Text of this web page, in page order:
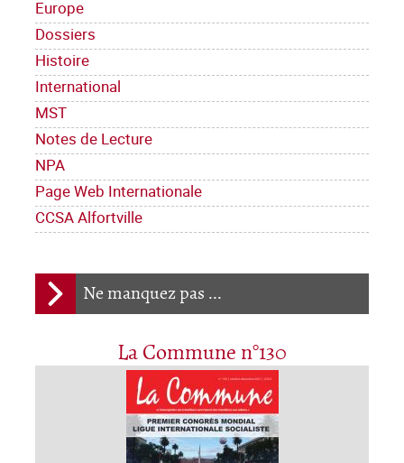
Europe
Dossiers
Histoire
International
MST
Notes de Lecture
NPA
Page Web Internationale
CCSA Alfortville
Ne manquez pas ...
La Commune n°130